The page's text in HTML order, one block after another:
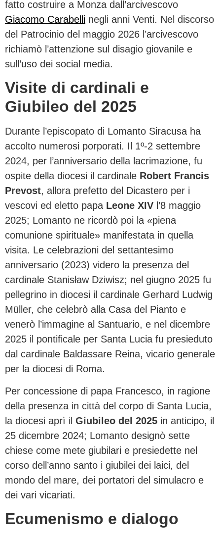
fatto costruire a Monza dall’arcivescovo
Giacomo Carabelli negli anni Venti. Nel discorso
del Patrocinio del maggio 2026 l’arcivescovo
richiamò l’attenzione sul disagio giovanile e
sull’uso dei social media.
Visite di cardinali e
Giubileo del 2025
Durante l’episcopato di Lomanto Siracusa ha
accolto numerosi porporati. Il 1º-2 settembre
2024, per l’anniversario della lacrimazione, fu
ospite della diocesi il cardinale Robert Francis
Prevost, allora prefetto del Dicastero per i
vescovi ed eletto papa Leone XIV l’8 maggio
2025; Lomanto ne ricordò poi la «piena
comunione spirituale» manifestata in quella
visita. Le celebrazioni del settantesimo
anniversario (2023) videro la presenza del
cardinale Stanisław Dziwisz; nel giugno 2025 fu
pellegrino in diocesi il cardinale Gerhard Ludwig
Müller, che celebrò alla Casa del Pianto e
venerò l’immagine al Santuario, e nel dicembre
2025 il pontificale per Santa Lucia fu presieduto
dal cardinale Baldassare Reina, vicario generale
per la diocesi di Roma.
Per concessione di papa Francesco, in ragione
della presenza in città del corpo di Santa Lucia,
la diocesi aprì il Giubileo del 2025 in anticipo, il
25 dicembre 2024; Lomanto designò sette
chiese come mete giubilari e presiedette nel
corso dell’anno santo i giubilei dei laici, del
mondo del mare, dei portatori del simulacro e
dei vari vicariati.
Ecumenismo e dialogo